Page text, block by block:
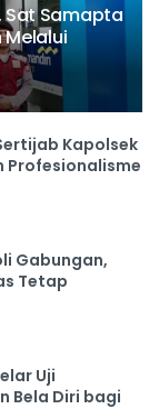
Sat Samapta
Melalui
Kapolsek
Profesionalisme
Gabungan,
Tetap
Uji
Bela Diri bagi